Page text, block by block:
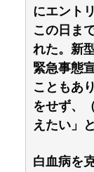
にエント
この日ま
れた。新
緊急事態
こともあ
をせず、
えたい」
白血病を